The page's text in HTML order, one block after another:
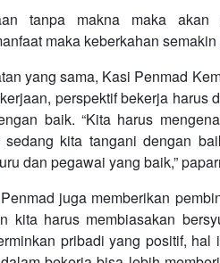
tanpa makna maka
maka keberkahan
yang sama, Kasi Penmad
perspektif bekerja
baik. “Kita harus
sedang kita tangani dengan
dan pegawai yang baik,”
juga memberikan
kita harus membiasakan
pribadi yang positif,